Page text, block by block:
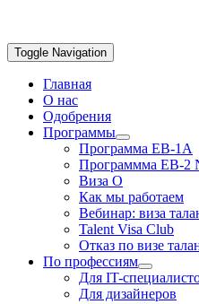
Toggle Navigation
Главная
О нас
Одобрения
Программы
Программа EB-1A
Программма EB-2
Виза О
Как мы работаем
Вебинар: виза
Talent Visa Club
Отказ по визе
По профессиям
Для IT-
Для дизайнеров